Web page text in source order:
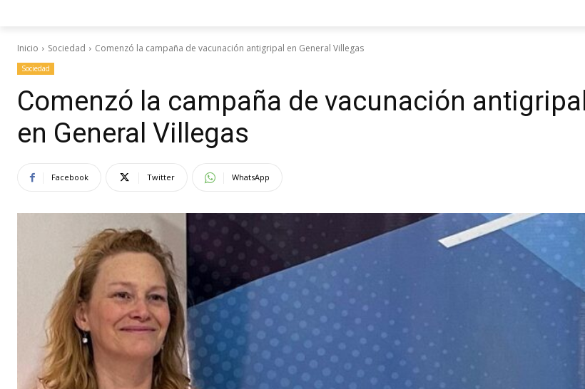
Inicio Sociedad Comenzó la campaña de vacunación antigripal en General Villegas
Sociedad
Comenzó la campaña de vacunación antigripal
en General Villegas
Facebook Twitter WhatsApp